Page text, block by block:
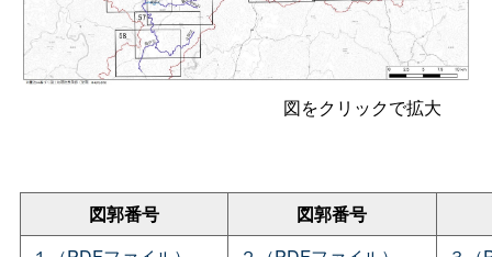
図をクリックで拡大
図郭番号
図郭番号